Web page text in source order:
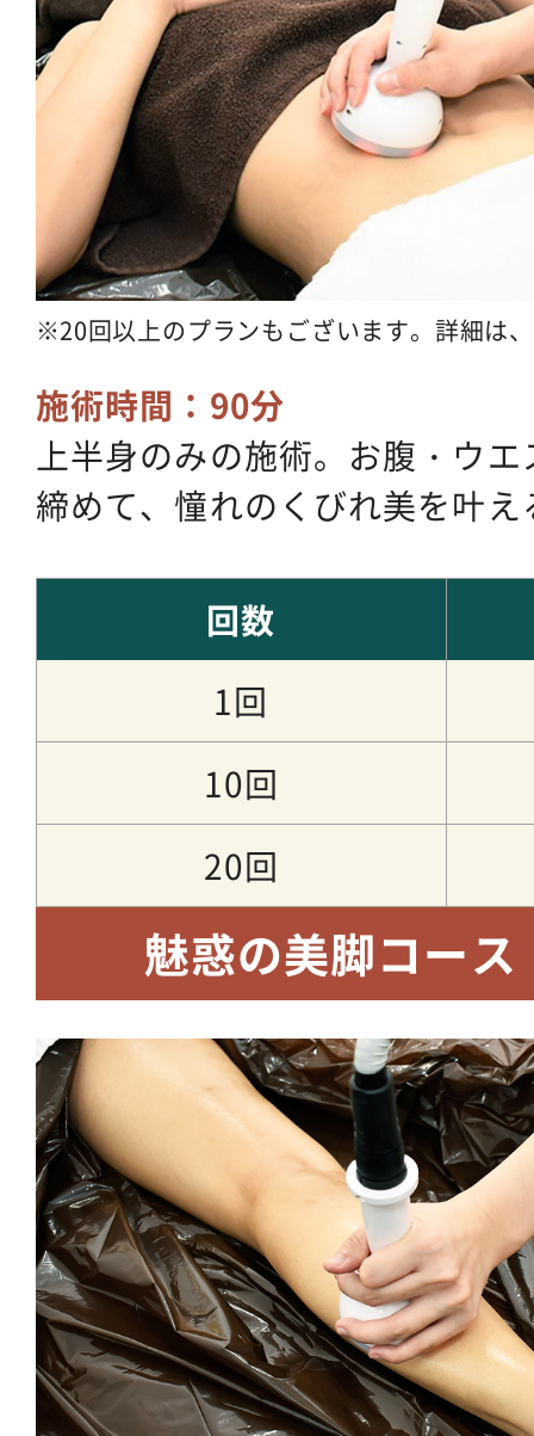
20回以上のプランもございます。詳細は
施術時間：90分
上半身のみの施術。お腹・ウ
締めて、憧れのくびれ美を叶
回数
1回
10回
20回
魅惑の美脚コー